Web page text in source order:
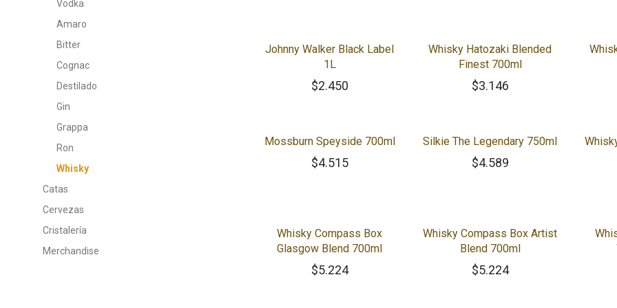
Vodka
Amaro
Bitter
Cognac
Destilado
Gin
Grappa
Ron
Whisky
Catas
Cervezas
Cristalería
Merchandise
Johnny Walker Black Label
1L
$2.450
Whisky Hatozaki Blended
Finest 700ml
$3.146
Mossburn Speyside 700ml
$4.515
Silkie The Legendary 750ml
$4.589
Whisky Compass Box
Glasgow Blend 700ml
$5.224
Whisky Compass Box Artist
Blend 700ml
$5.224